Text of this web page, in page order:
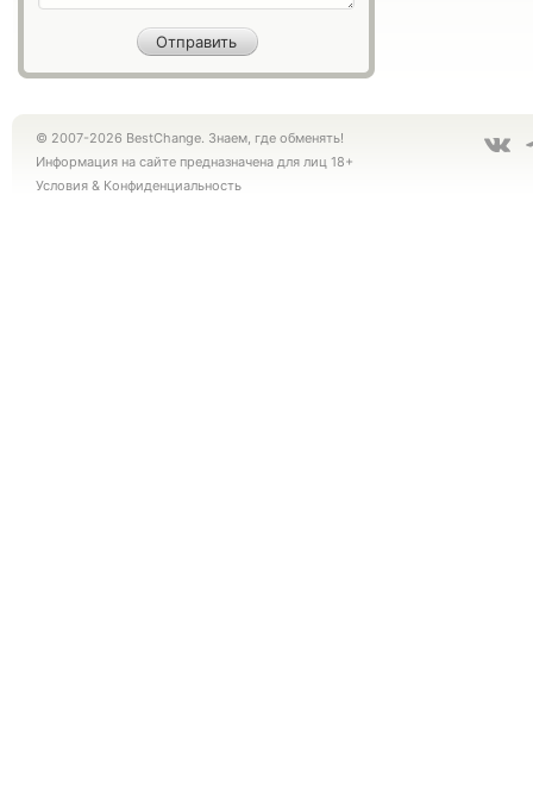
© 2007-2026 BestChange. Знаем, где обменять!
Информация на сайте предназначена для лиц 18+
Условия & Конфиденциальность